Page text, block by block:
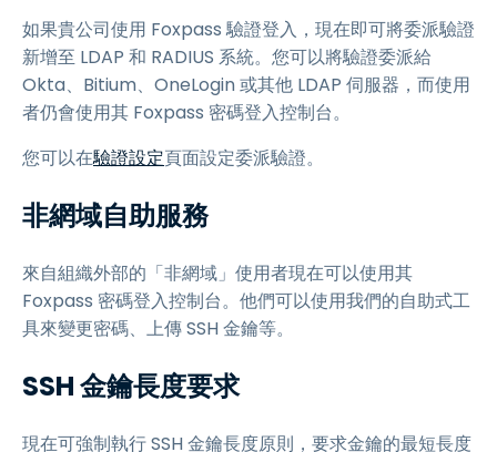
如果貴公司使用 Foxpass 驗證登入，現在即可將委派驗證
新增至 LDAP 和 RADIUS 系統。您可以將驗證委派給
Okta、Bitium、OneLogin 或其他 LDAP 伺服器，而使用
者仍會使用其 Foxpass 密碼登入控制台。
您可以在驗證設定頁面設定委派驗證。
非網域自助服務
來自組織外部的「非網域」使用者現在可以使用其
Foxpass 密碼登入控制台。他們可以使用我們的自助式工
具來變更密碼、上傳 SSH 金鑰等。
SSH 金鑰長度要求
現在可強制執行 SSH 金鑰長度原則，要求金鑰的最短長度